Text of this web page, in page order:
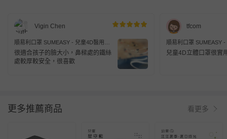
Vigin Chen
順易利口罩 SUMEASY - 兒童4D醫用口
罩-恐龍 (約18cm x 7cm，6-12歲適
用)-10入
很適合孩子的臉大小，鼻樑處的鐵絲
處較厚較安全，很喜歡
tfcom
順易利口罩 SUMEASY
罩-恐龍 (約18cm x 7cm
用)-10入
兒童4D立體口罩很實
更多推薦商品 看更多